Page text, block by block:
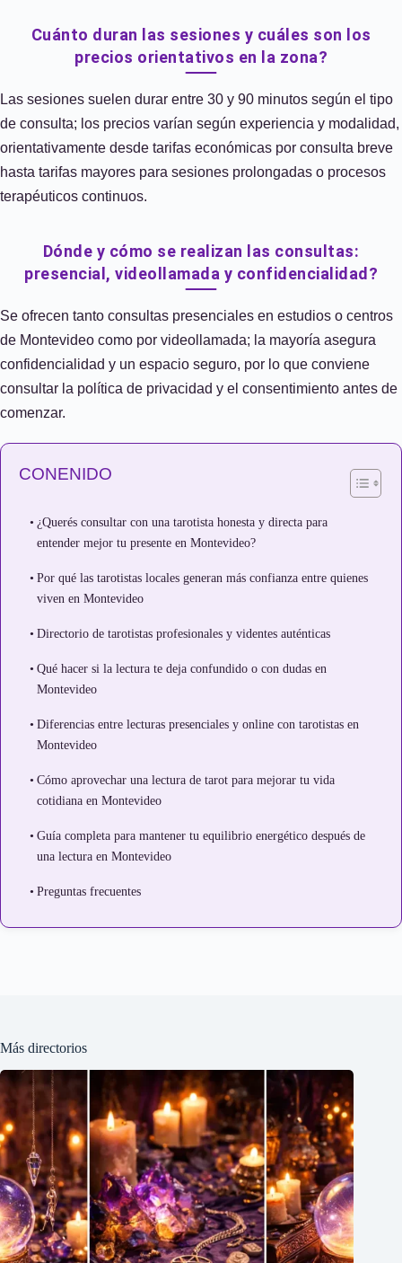
Cuánto duran las sesiones y cuáles son los
precios orientativos en la zona?
Las sesiones suelen durar entre 30 y 90 minutos según el tipo
de consulta; los precios varían según experiencia y modalidad,
orientativamente desde tarifas económicas por consulta breve
hasta tarifas mayores para sesiones prolongadas o procesos
terapéuticos continuos.
Dónde y cómo se realizan las consultas:
presencial, videollamada y confidencialidad?
Se ofrecen tanto consultas presenciales en estudios o centros
de Montevideo como por videollamada; la mayoría asegura
confidencialidad y un espacio seguro, por lo que conviene
consultar la política de privacidad y el consentimiento antes de
comenzar.
CONENIDO
¿Querés consultar con una tarotista honesta y directa para
entender mejor tu presente en Montevideo?
Por qué las tarotistas locales generan más confianza entre quienes
viven en Montevideo
Directorio de tarotistas profesionales y videntes auténticas
Qué hacer si la lectura te deja confundido o con dudas en
Montevideo
Diferencias entre lecturas presenciales y online con tarotistas en
Montevideo
Cómo aprovechar una lectura de tarot para mejorar tu vida
cotidiana en Montevideo
Guía completa para mantener tu equilibrio energético después de
una lectura en Montevideo
Preguntas frecuentes
Más directorios